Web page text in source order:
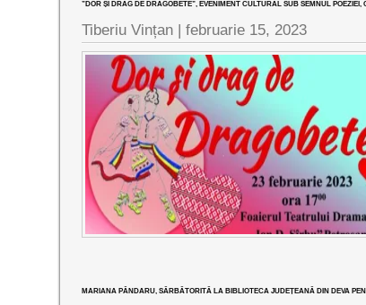
”DOR ȘI DRAG DE DRAGOBETE”, EVENIMENT CULTURAL SUB SEMNUL
Tiberiu Vințan |februarie 15, 2023
MARIANA PÂNDARU, SĂRBĂTORITĂ LA BIBLIOTECA JUDEȚEANĂ DIN DEVA